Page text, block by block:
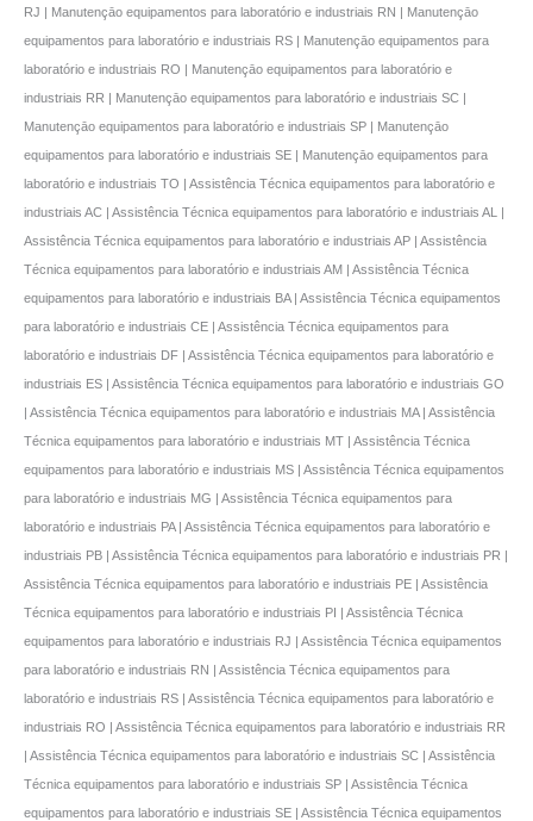
RJ | Manutençāo equipamentos para laboratório e industriais RN | Manutençāo
equipamentos para laboratório e industriais RS | Manutençāo equipamentos para
laboratório e industriais RO | Manutençāo equipamentos para laboratório e
industriais RR | Manutençāo equipamentos para laboratório e industriais SC |
Manutençāo equipamentos para laboratório e industriais SP | Manutençāo
equipamentos para laboratório e industriais SE | Manutençāo equipamentos para
laboratório e industriais TO | Assistência Técnica equipamentos para laboratório e
industriais AC | Assistência Técnica equipamentos para laboratório e industriais AL |
Assistência Técnica equipamentos para laboratório e industriais AP | Assistência
Técnica equipamentos para laboratório e industriais AM | Assistência Técnica
equipamentos para laboratório e industriais BA | Assistência Técnica equipamentos
para laboratório e industriais CE | Assistência Técnica equipamentos para
laboratório e industriais DF | Assistência Técnica equipamentos para laboratório e
industriais ES | Assistência Técnica equipamentos para laboratório e industriais GO
| Assistência Técnica equipamentos para laboratório e industriais MA | Assistência
Técnica equipamentos para laboratório e industriais MT | Assistência Técnica
equipamentos para laboratório e industriais MS | Assistência Técnica equipamentos
para laboratório e industriais MG | Assistência Técnica equipamentos para
laboratório e industriais PA | Assistência Técnica equipamentos para laboratório e
industriais PB | Assistência Técnica equipamentos para laboratório e industriais PR |
Assistência Técnica equipamentos para laboratório e industriais PE | Assistência
Técnica equipamentos para laboratório e industriais PI | Assistência Técnica
equipamentos para laboratório e industriais RJ | Assistência Técnica equipamentos
para laboratório e industriais RN | Assistência Técnica equipamentos para
laboratório e industriais RS | Assistência Técnica equipamentos para laboratório e
industriais RO | Assistência Técnica equipamentos para laboratório e industriais RR
| Assistência Técnica equipamentos para laboratório e industriais SC | Assistência
Técnica equipamentos para laboratório e industriais SP | Assistência Técnica
equipamentos para laboratório e industriais SE | Assistência Técnica equipamentos